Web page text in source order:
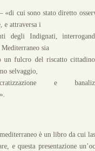
«di cui sono stato diretto
e attraversa i
degli Indignati,
sia
un fulcro del riscatto
selvaggio,
e
è un libro da cui
e questa presentazione